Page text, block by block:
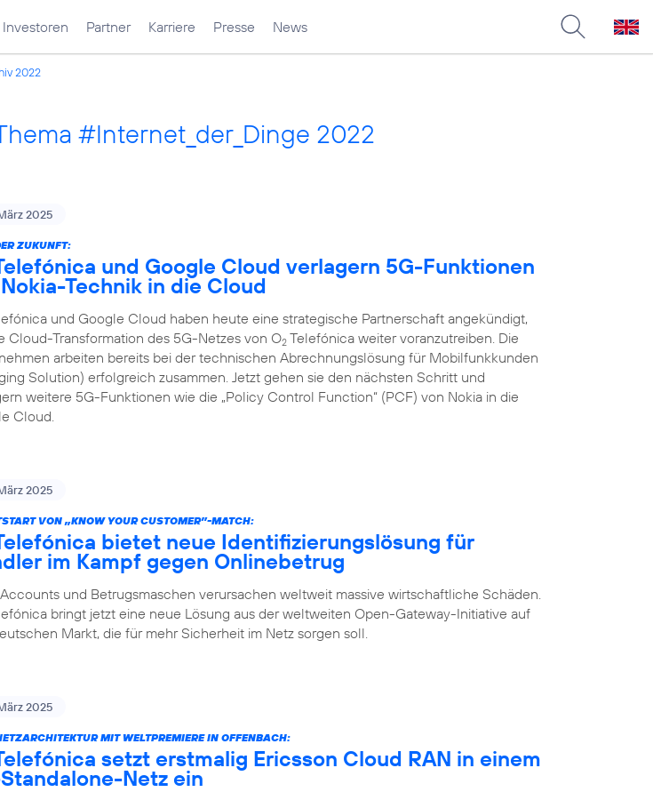
Investoren Partner Karriere Presse News
2022
#Internet_der_Dinge 2022
2025
ZUKUNFT:
und Google Cloud verlagern 5G-Funktionen
Technik in die Cloud
und Google Cloud haben heute eine strategische Partnerschaft angekündigt,
Cloud-Transformation des 5G-Netzes von O2 Telefónica weiter voranzutreiben. Die
arbeiten bereits bei der technischen Abrechnungslösung für Mobilfunkkunden
Solution) erfolgreich zusammen. Jetzt gehen sie den nächsten Schritt und
weitere 5G-Funktionen wie die „Policy Control Function“ (PCF) von Nokia in die
Cloud.
2025
VON „KNOW YOUR CUSTOMER”-MATCH:
bietet neue Identifizierungslösung für
im Kampf gegen Onlinebetrug
und Betrugsmaschen verursachen weltweit massive wirtschaftliche Schäden.
bringt jetzt eine neue Lösung aus der weltweiten Open-Gateway-Initiative auf
Markt, die für mehr Sicherheit im Netz sorgen soll.
2025
MIT WELTPREMIERE IN OFFENBACH:
setzt erstmalig Ericsson Cloud RAN in einem
Netz ein